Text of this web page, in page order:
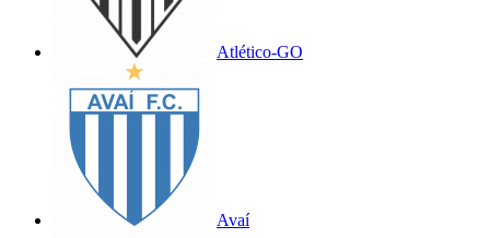
Atlético-GO
Avaí